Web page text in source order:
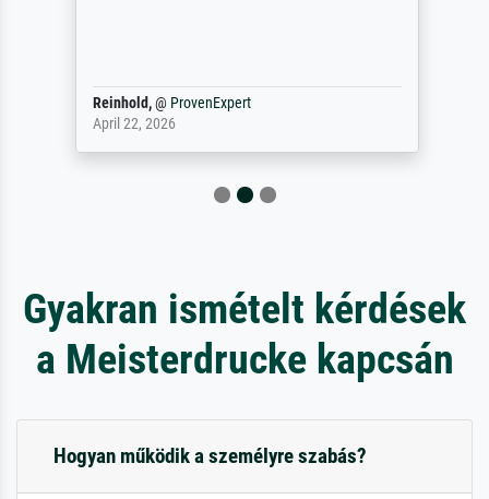
Reinhold,@ ProvenExpert
April 22, 2026
Gyakran ismételt kérdések
a Meisterdrucke kapcsán
Hogyan működik a személyre szabás?